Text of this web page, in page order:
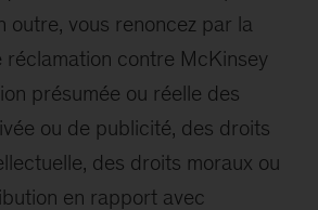
outre, vous renoncez par la
réclamation contre McKinsey
présumée ou réelle des
ou de publicité, des droits
des droits moraux ou
en rapport avec